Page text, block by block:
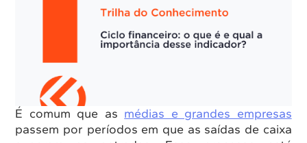
É comum que as médias e grandes empresas
passem por períodos em que as saídas de caixa